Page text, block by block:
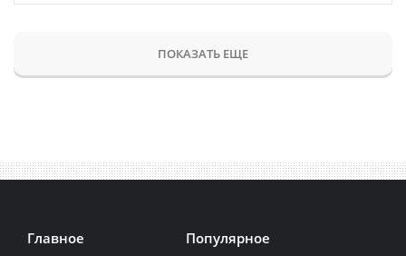
ПОКАЗАТЬ ЕЩЕ
Главное Популярное